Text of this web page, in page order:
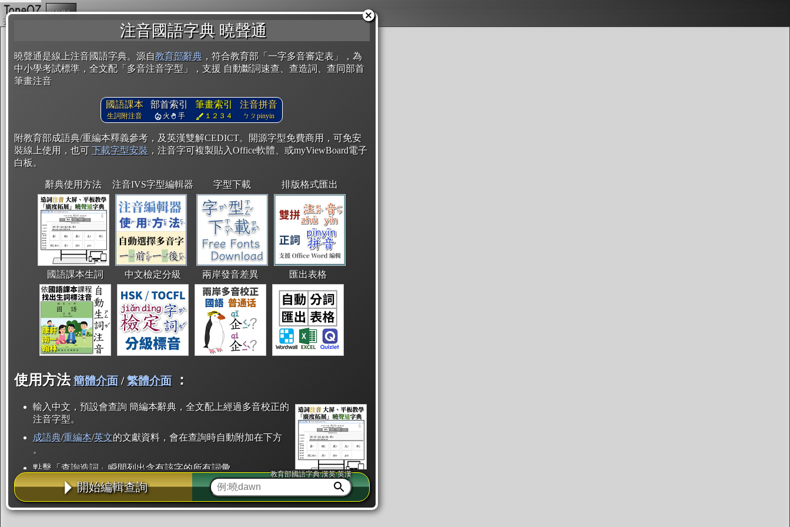
注音國語字典 曉聲通
曉聲通是線上注音國語字典。源自教育部辭典 ，符合教育部「一字多音審定表」，為
中小學考試標準，全文配「多音注音字型」，支援 自動斷詞速查、查造詞、查同部首
筆畫注音
國語課本
生詞附注音
部首索引
火 手
筆畫索引
１２３４
注音拼音
ㄅㄆpinyin
附教育部成語典/重編本釋義參考，及英漢雙解CEDICT。開源字型免費商用，可免安
裝線上使用，也可 下載字型安裝 ，注音字可複製貼入Office軟體、或myViewBoard電子
白板。
辭典使用方法 注音IVS字型編輯器 字型下載 排版格式匯出
國語課本生詞 中文檢定分級 兩岸發音差異 匯出表格
使用方法 簡體介面/繁體介面 ：
輸入中文，預設會查詢 簡編本辭典，全文配上經過多音校正的
注音字型。
成語典/重編本/英文的文獻資料，會在查詢時自動附加在下方
。
點擊「查詢造詞」瞬間列出含有該字的所有詞彙。
點「部首」瞬間列出所有「同部首字」。也支援查詢「同注音」或「同筆畫」。
辭典解釋的全文都經過自動斷詞，點擊便可瞬間「連續查詢」此字詞的解釋，不
用手動重複輸入。
開始編輯查詢
教育部國語字典·漢英·英漢
複製